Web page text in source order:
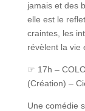
jamais et des
elle est le
craintes, les
révèlent la vie
☞ 17h –
(Création) –
Une comédie